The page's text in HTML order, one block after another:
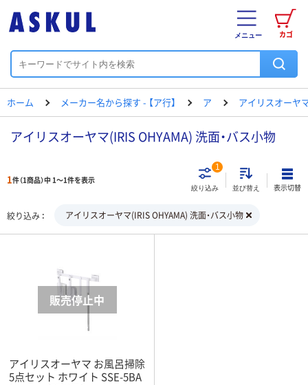
カゴ
メニュー
ホーム メーカー名から探す - 【ア行】 ア アイリスオーヤ
アイリスオーヤマ(IRIS OHYAMA) 洗面・バス小物
1件（1商品）中 1～1件を表示
絞り込み
1
並び替え 表示切替
絞り込み アイリスオーヤマ(IRIS OHYAMA) 洗面・バス小物
アイリスオーヤマ お風呂掃除
5点セット ホワイト SSE-5BA